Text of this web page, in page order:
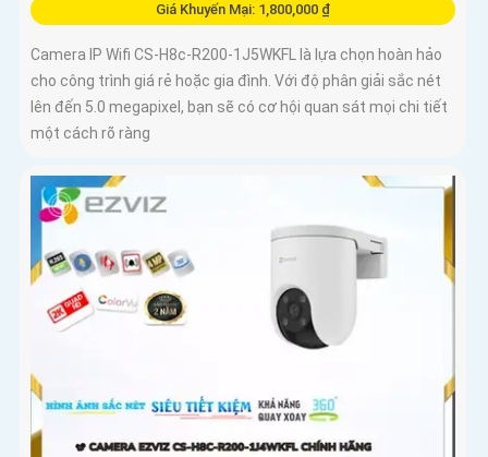
Giá Khuyến Mại: 1,800,000 ₫
Camera IP Wifi CS-H8c-R200-1J5WKFL là lựa chọn hoàn hảo
cho công trình giá rẻ hoặc gia đình. Với độ phân giải sắc nét
lên đến 5.0 megapixel, bạn sẽ có cơ hội quan sát mọi chi tiết
một cách rõ ràng